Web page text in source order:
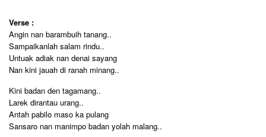
Verse :
Angin nan barambuih tanang..
Sampaikanlah salam rindu..
Untuak adiak nan denai sayang
Nan kini jauah di ranah minang..
Kini badan den tagamang..
Larek dirantau urang..
Antah pabilo maso ka pulang
Sansaro nan manimpo badan yolah malang..